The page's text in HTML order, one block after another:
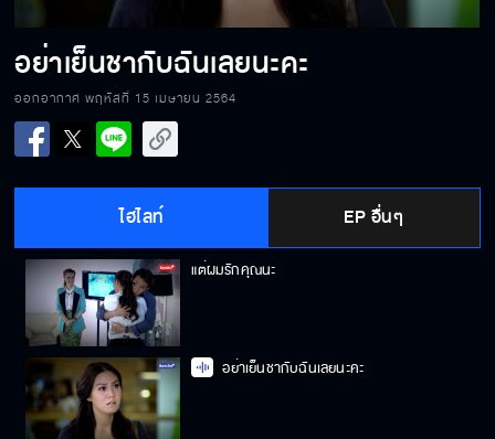
อย่าเย็นชากับฉันเลยนะคะ
ออกอากาศ พฤหัสที่ 15 เมษายน 2564
ไฮไลท์ EP อื่นๆ
แต่ผมรักคุณนะ
อย่าเย็นชากับฉันเลยนะคะ